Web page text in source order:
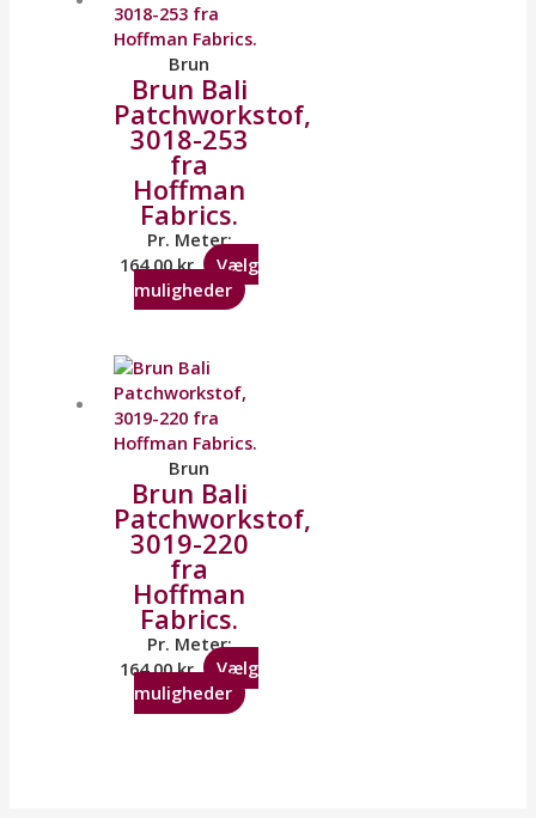
Brun
Brun Bali
Patchworkstof,
3018-253
fra
Hoffman
Fabrics.
Pr. Meter:
164,00kr.
Vælg
muligheder
Brun
Brun Bali
Patchworkstof,
3019-220
fra
Hoffman
Fabrics.
Pr. Meter:
164,00kr.
Vælg
muligheder